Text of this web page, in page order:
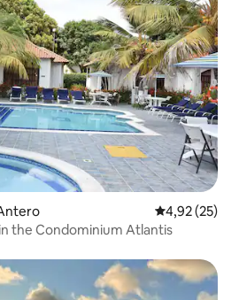
4,92 de uma
4,92 (25)
the Condominium Atlantis